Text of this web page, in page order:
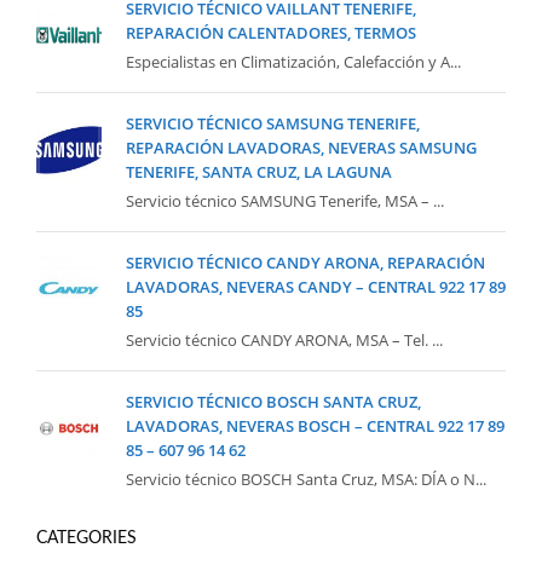
SERVICIO TÉCNICO VAILLANT TENERIFE,
REPARACIÓN CALENTADORES, TERMOS
Especialistas en Climatización, Calefacción y A...
SERVICIO TÉCNICO SAMSUNG TENERIFE,
REPARACIÓN LAVADORAS, NEVERAS SAMSUNG
TENERIFE, SANTA CRUZ, LA LAGUNA
Servicio técnico SAMSUNG Tenerife, MSA – ...
SERVICIO TÉCNICO CANDY ARONA, REPARACIÓN
LAVADORAS, NEVERAS CANDY – CENTRAL 922 17 89
85
Servicio técnico CANDY ARONA, MSA – Tel. ...
SERVICIO TÉCNICO BOSCH SANTA CRUZ,
LAVADORAS, NEVERAS BOSCH – CENTRAL 922 17 89
85 – 607 96 14 62
Servicio técnico BOSCH Santa Cruz, MSA: DÍA o N...
CATEGORIES